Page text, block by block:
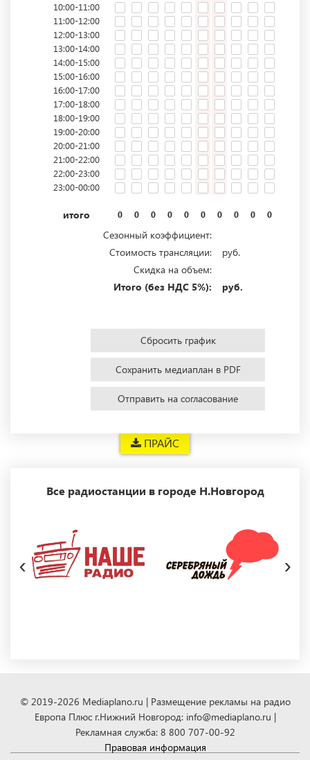
ПРАЙС
10:00-11:00
11:00-12:00
12:00-13:00
13:00-14:00
14:00-15:00
15:00-16:00
16:00-17:00
17:00-18:00
18:00-19:00
19:00-20:00
20:00-21:00
21:00-22:00
22:00-23:00
23:00-00:00
итого 0 0 0 0 0 0 0 0 0 0
Сезонный коэффициент:
Стоимость трансляции:
руб.
Скидка на объем:
Итого (без НДС 5%):
руб.
Сбросить график
Сохранить медиаплан в PDF
Отправить на согласование
Все радиостанции в городе Н.Новгород
‹ ›
© 2019-2026 Mediaplano.ru | Размещение рекламы на радио
Европа Плюс г.Нижний Новгород: info@mediaplano.ru |
Рекламная служба: 8 800 707-00-92
Правовая информация